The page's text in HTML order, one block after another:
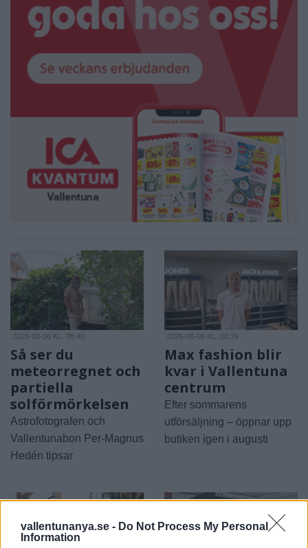
vallentunanya.se - Do Not Process My Personal
Information
2026-08-06 KL. 08:40
Så ser du
meteorregnet och
partiella
solförmörkelsen
Astrofotografen och
Vallentunabon Per-Magnus
Hedén tipsar
2026-08-06 KL. 08:39
Max fashion blir
kvar i Vallentuna
centrum
Efter sommarens
utförsäljning – öppnar upp
butiken igen i augusti